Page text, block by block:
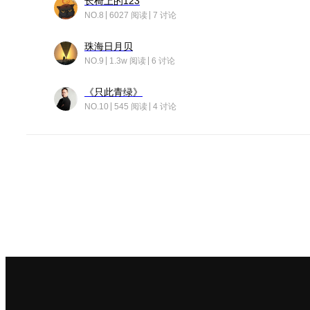
NO.8 6027 阅读 7 讨论
珠海日月贝
NO.9 1.3w 阅读 6 讨论
《只此青绿》
NO.10 545 阅读 4 讨论